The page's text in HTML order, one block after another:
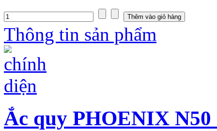
Thông tin sản phẩm
Ắc quy PHOENIX